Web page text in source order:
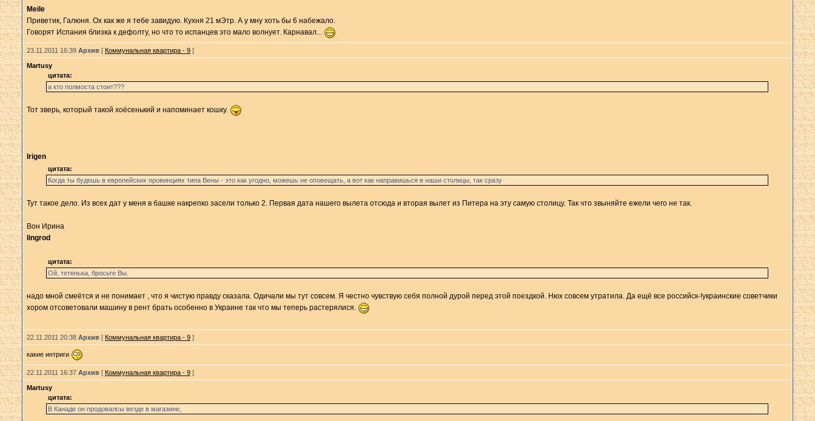
Meile
Приветик, Галюня. Ох как же я тебе завидую. Кухня 21 мЭтр. А у мну хоть бы 6 набежало.
Говорят Испания близка к дефолту, но что то испанцев это мало волнует. Карнавал...
23.11.2011 16:39 Архив[ Коммунальная квартира - 9]
Martusy
цитата:
а кто полмоста стоит???
Тот зверь, который такой хоёсенький и напоминает кошку.
Irigen
цитата:
Когда ты будешь в европейских провинциях типа Вены - это как угодно, можешь не оповещать, а вот как направишься в наши столицы, так сразу
Тут такое дело. Из всех дат у меня в башке накрепко засели только 2. Первая дата нашего вылета отсюда и вторая вылет из Питера на эту самую столицу. Так что звыняйте ежели чего не так.
Вон Ирина
lingrod
цитата:
Ой, тетенька, бросьте Вы.
надо мной смеётся и не понимает , что я чистую правду сказала. Одичали мы тут совсем. Я честно чувствую себя полной дурой перед этой поездкой. Нюх совсем утратила. Да ещё все российск-!украинские советчики
хором отсоветовали машину в рент брать особенно в Украине так что мы теперь растерялися.
22.11.2011 20:38 Архив[ Коммунальная квартира - 9]
какие интриги
22.11.2011 16:37 Архив[ Коммунальная квартира - 9]
Martusy
цитата:
В Канаде он продовалсы везде в магазинe,